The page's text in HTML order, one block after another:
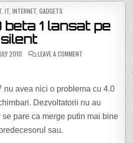
IT, INTERNET, GADGETS
1 lansat pe
silent
2010 LEAVE A COMMENTON FIREFOX 4.0
nu avea nici o problema cu 4.0
Dezvoltatorii nu au
pare ca merge putin mai bine
sau.